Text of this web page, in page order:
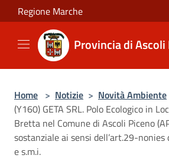
Salta al contenuto principale
Regione Marche
Provincia di Ascoli
Home > Notizie > Novità Ambiente
(Y160) GETA SRL. Polo Ecologico in
Bretta nel Comune di Ascoli Piceno
sostanziale ai sensi dell’art.29-
e s.m.i.